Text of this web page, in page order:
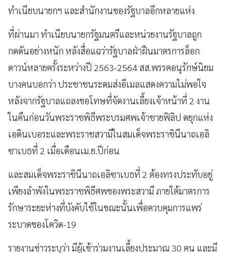
ทำเนียบนายกฯ และสำนักงานของรัฐบาลอีกหลายแห่ง
ที่ผ่านมา ทำเนียบนายกรัฐมนตรีและหน่วยงานรัฐบาลถูก
กดดันอย่างหนัก หลังสื่อแฉว่ารัฐบาลฝ่าฝืนมาตรการล็อก
ดาวน์หลายครั้งระหว่างปี 2563-2564 สส.พรรคอนุรักษ์นิยม
บางคนบอกว่า ประชาชนระดมส่งอีเมลแสดงความไม่พอใจ
หลังจากรัฐบาลแถลงขอโทษที่จัดงานเลี้ยงเจ้าหน้าที่ 2 งาน
ในคืนก่อนวันพระราชพิธีพระบรมศพเจ้าชายฟิลิป ดยุกแห่ง
เอดินเบอระและพระราชสวามีในสมเด็จพระราชินีนาถเอลิ
ซาเบธที่ 2 เมื่อเดือนเม.ย.ปีก่อน
และสมเด็จพระราชินีนาถเอลิซาเบธที่ 2 ต้องทรงประทับอยู่
เพียงลำพังในพระราชพิธีศพของพระสวามี ภายใต้มาตรการ
รักษาระยะห่างที่บังคับใช้ในขณะนั้นเพื่อควบคุมการแพร่
ระบาดของโควิด-19
รายงานข่าวระบุว่า มีผู้เข้าร่วมงานเลี้ยงประมาณ 30 คน และมี